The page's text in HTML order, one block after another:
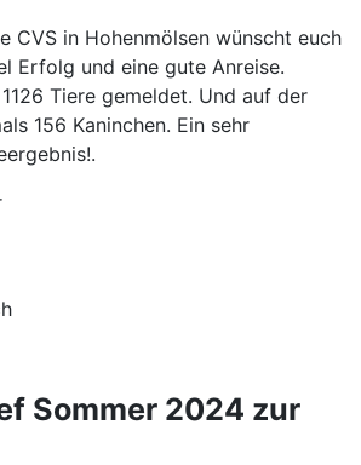
CVS in Hohenmölsen wünscht euch
Erfolg und eine gute Anreise.
Tiere gemeldet. Und auf der
156 Kaninchen. Ein sehr
Sommer 2024 zur